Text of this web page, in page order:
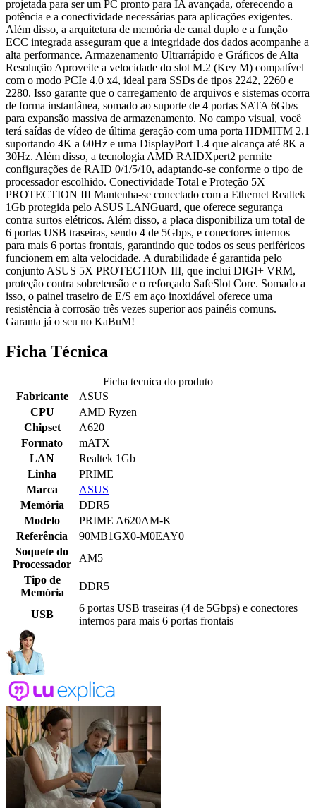
projetada para ser um PC pronto para IA avançada, oferecendo a
potência e a conectividade necessárias para aplicações exigentes.
Além disso, a arquitetura de memória de canal duplo e a função
ECC integrada asseguram que a integridade dos dados acompanhe a
alta performance. Armazenamento Ultrarrápido e Gráficos de Alta
Resolução Aproveite a velocidade do slot M.2 (Key M) compatível
com o modo PCIe 4.0 x4, ideal para SSDs de tipos 2242, 2260 e
2280. Isso garante que o carregamento de arquivos e sistemas ocorra
de forma instantânea, somado ao suporte de 4 portas SATA 6Gb/s
para expansão massiva de armazenamento. No campo visual, você
terá saídas de vídeo de última geração com uma porta HDMITM 2.1
suportando 4K a 60Hz e uma DisplayPort 1.4 que alcança até 8K a
30Hz. Além disso, a tecnologia AMD RAIDXpert2 permite
configurações de RAID 0/1/5/10, adaptando-se conforme o tipo de
processador escolhido. Conectividade Total e Proteção 5X
PROTECTION III Mantenha-se conectado com a Ethernet Realtek
1Gb protegida pelo ASUS LANGuard, que oferece segurança
contra surtos elétricos. Além disso, a placa disponibiliza um total de
6 portas USB traseiras, sendo 4 de 5Gbps, e conectores internos
para mais 6 portas frontais, garantindo que todos os seus periféricos
funcionem em alta velocidade. A durabilidade é garantida pelo
conjunto ASUS 5X PROTECTION III, que inclui DIGI+ VRM,
proteção contra sobretensão e o reforçado SafeSlot Core. Somado a
isso, o painel traseiro de E/S em aço inoxidável oferece uma
resistência à corrosão três vezes superior aos painéis comuns.
Garanta já o seu no KaBuM!
Ficha Técnica
Ficha tecnica do produto
Fabricante
ASUS
CPU
AMD Ryzen
Chipset
A620
Formato
mATX
LAN
Realtek 1Gb
Linha
PRIME
Marca
ASUS
Memória
DDR5
Modelo
PRIME A620AM-K
Referência
90MB1GX0-M0EAY0
Soquete do
Processador
AM5
Tipo de
Memória
DDR5
USB
6 portas USB traseiras (4 de 5Gbps) e conectores
internos para mais 6 portas frontais